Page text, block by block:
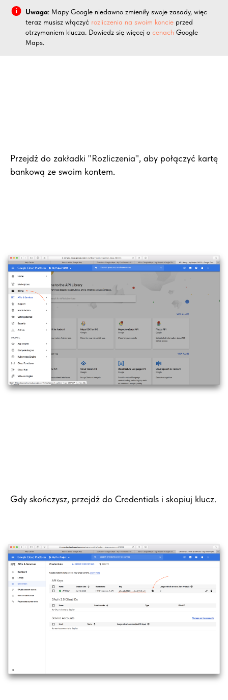
Uwaga: Mapy Google niedawno zmieniły swoje zasady, więc
teraz musisz włączyć rozliczenia na swoim koncie przed
otrzymaniem klucza. Dowiedz się więcej o cenach Google
Maps.
Przejdź do zakładki "Rozliczenia", aby połączyć kartę
bankową ze swoim kontem.
Gdy skończysz, przejdź do Credentials i skopiuj klucz.